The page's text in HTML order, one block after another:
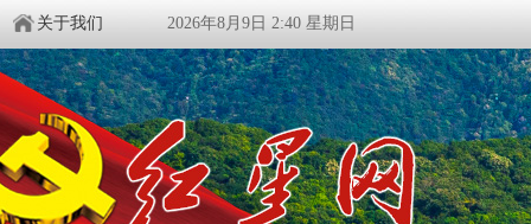
关于我们 2026年8月9日 2:40 星期日